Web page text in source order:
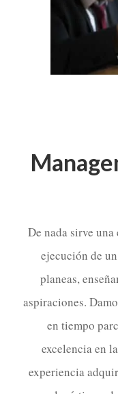
De nada sirve
ejecución de
planeas,
aspiraciones.
en tiempo
excelencia en
experiencia